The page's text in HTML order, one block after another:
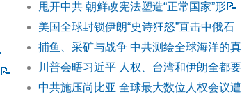
📝
甩开中共 朝鲜改宪法塑造“正常国家”形📝
美国全球封锁伊朗“史诗狂怒”直击中俄石
捕鱼、采矿与战争 中共测绘全球海洋的真
川普会晤习近平 人权、台湾和伊朗全都要
中共施压尚比亚 全球最大数位人权会议遭